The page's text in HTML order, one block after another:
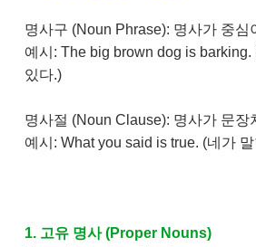
명사구 (Noun Phrase): 명사가 중심
예시: The big brown dog is barking.
있다.)
명사절 (Noun Clause): 명사가 문장
예시: What you said is true. (네가
1. 고유 명사 (Proper Nouns)